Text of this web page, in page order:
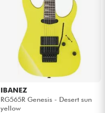
IBANEZ
RG565R Genesis - Desert sun
yellow